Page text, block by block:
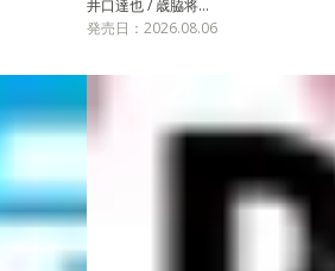
井口達也 / 歳脇将…
発売日：2026.08.06